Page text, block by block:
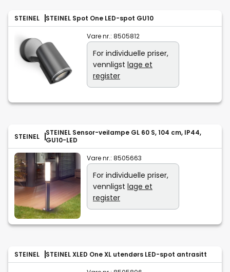
STEINEL STEINEL Spot One LED-spot GU10
Vare nr.: 8505812
For individuelle priser,
vennligst lage et
register
STEINEL
STEINEL Sensor-veilampe GL 60 S, 104 cm, IP44,
GU10-LED
Vare nr.: 8505663
For individuelle priser,
vennligst lage et
register
STEINEL STEINEL XLED One XL utendørs LED-spot antrasitt